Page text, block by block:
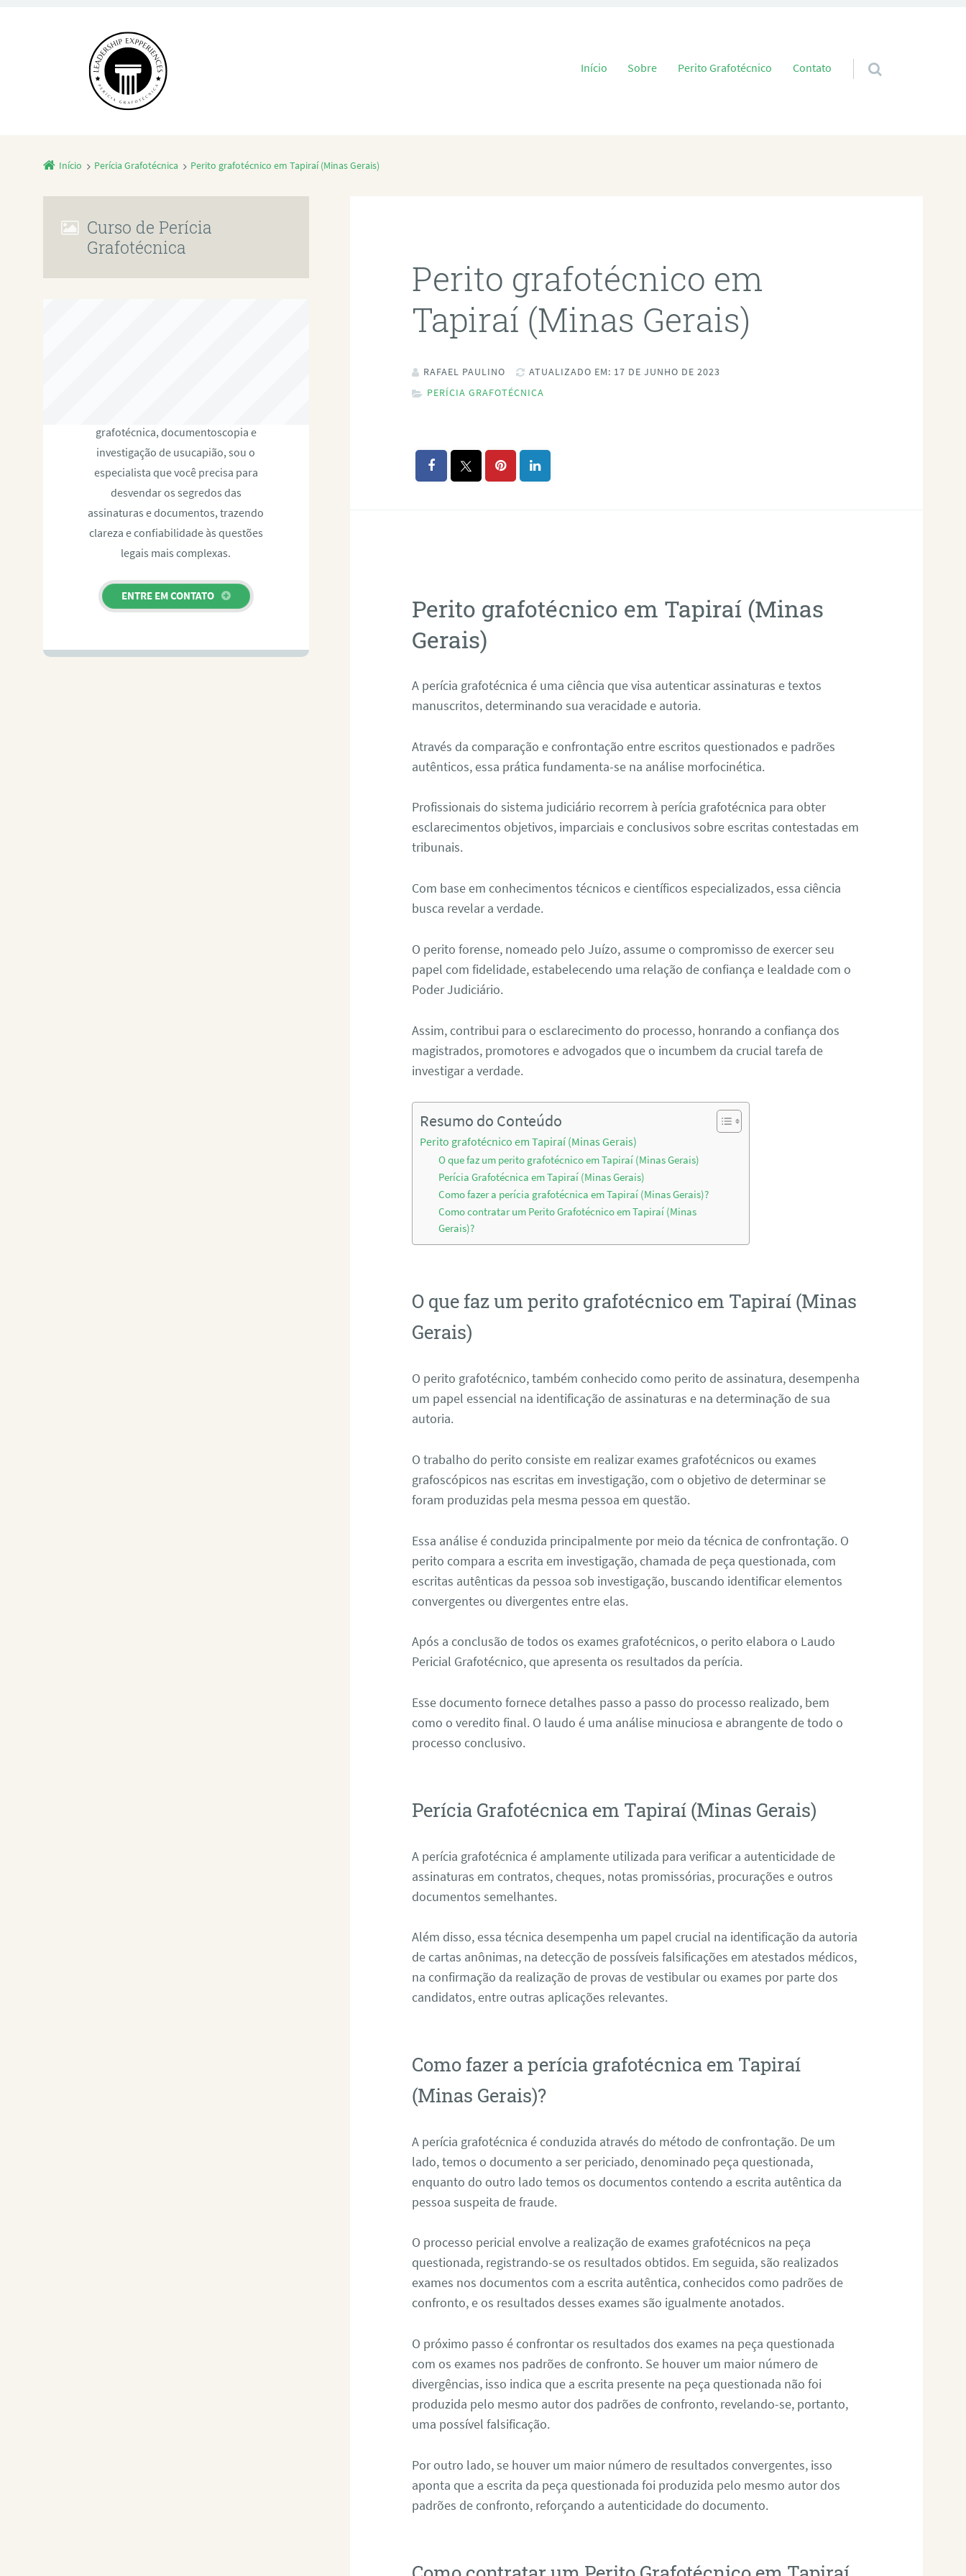
Pular para o conteúdo
Início Sobre Perito Grafotécnico Contato
Início Perícia Grafotécnica Perito grafotécnico em Tapiraí (Minas Gerais)
Perito grafotécnico em
Tapiraí (Minas Gerais)
RAFAEL PAULINO
ATUALIZADO EM: 17 DE JUNHO DE 2023
PERÍCIA GRAFOTÉCNICA
Perito grafotécnico em Tapiraí (Minas
Gerais)
A perícia grafotécnica é uma ciência que visa autenticar assinaturas e textos
manuscritos, determinando sua veracidade e autoria.
Através da comparação e confrontação entre escritos questionados e padrões
autênticos, essa prática fundamenta-se na análise morfocinética.
Profissionais do sistema judiciário recorrem à perícia grafotécnica para obter
esclarecimentos objetivos, imparciais e conclusivos sobre escritas contestadas em
tribunais.
Com base em conhecimentos técnicos e científicos especializados, essa ciência
busca revelar a verdade.
O perito forense, nomeado pelo Juízo, assume o compromisso de exercer seu
papel com fidelidade, estabelecendo uma relação de confiança e lealdade com o
Poder Judiciário.
Assim, contribui para o esclarecimento do processo, honrando a confiança dos
magistrados, promotores e advogados que o incumbem da crucial tarefa de
investigar a verdade.
Resumo do Conteúdo
Perito grafotécnico em Tapiraí (Minas Gerais)
O que faz um perito grafotécnico em Tapiraí (Minas Gerais)
Perícia Grafotécnica em Tapiraí (Minas Gerais)
Como fazer a perícia grafotécnica em Tapiraí (Minas Gerais)?
Como contratar um Perito Grafotécnico em Tapiraí (Minas
Gerais)?
O que faz um perito grafotécnico em Tapiraí (Minas
Gerais)
O perito grafotécnico, também conhecido como perito de assinatura, desempenha
um papel essencial na identificação de assinaturas e na determinação de sua
autoria.
O trabalho do perito consiste em realizar exames grafotécnicos ou exames
grafoscópicos nas escritas em investigação, com o objetivo de determinar se
foram produzidas pela mesma pessoa em questão.
Essa análise é conduzida principalmente por meio da técnica de confrontação. O
perito compara a escrita em investigação, chamada de peça questionada, com
escritas autênticas da pessoa sob investigação, buscando identificar elementos
convergentes ou divergentes entre elas.
Após a conclusão de todos os exames grafotécnicos, o perito elabora o Laudo
Pericial Grafotécnico, que apresenta os resultados da perícia.
Esse documento fornece detalhes passo a passo do processo realizado, bem
como o veredito final. O laudo é uma análise minuciosa e abrangente de todo o
processo conclusivo.
Perícia Grafotécnica em Tapiraí (Minas Gerais)
A perícia grafotécnica é amplamente utilizada para verificar a autenticidade de
assinaturas em contratos, cheques, notas promissórias, procurações e outros
documentos semelhantes.
Além disso, essa técnica desempenha um papel crucial na identificação da autoria
de cartas anônimas, na detecção de possíveis falsificações em atestados médicos,
na confirmação da realização de provas de vestibular ou exames por parte dos
candidatos, entre outras aplicações relevantes.
Como fazer a perícia grafotécnica em Tapiraí
(Minas Gerais)?
A perícia grafotécnica é conduzida através do método de confrontação. De um
lado, temos o documento a ser periciado, denominado peça questionada,
enquanto do outro lado temos os documentos contendo a escrita autêntica da
pessoa suspeita de fraude.
O processo pericial envolve a realização de exames grafotécnicos na peça
questionada, registrando-se os resultados obtidos. Em seguida, são realizados
exames nos documentos com a escrita autêntica, conhecidos como padrões de
confronto, e os resultados desses exames são igualmente anotados.
O próximo passo é confrontar os resultados dos exames na peça questionada
com os exames nos padrões de confronto. Se houver um maior número de
divergências, isso indica que a escrita presente na peça questionada não foi
produzida pelo mesmo autor dos padrões de confronto, revelando-se, portanto,
uma possível falsificação.
Por outro lado, se houver um maior número de resultados convergentes, isso
aponta que a escrita da peça questionada foi produzida pelo mesmo autor dos
padrões de confronto, reforçando a autenticidade do documento.
Curso de Perícia
Grafotécnica
grafotécnica, documentoscopia e
investigação de usucapião, sou o
especialista que você precisa para
desvendar os segredos das
assinaturas e documentos, trazendo
clareza e confiabilidade às questões
legais mais complexas.
ENTRE EM CONTATO